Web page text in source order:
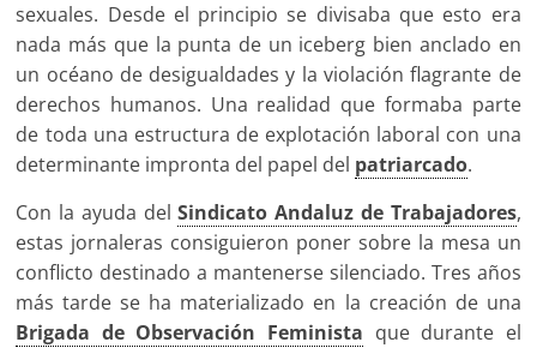
sexuales. Desde el principio se divisaba que esto era
nada más que la punta de un iceberg bien anclado en
un océano de desigualdades y la violación flagrante de
derechos humanos. Una realidad que formaba parte
de toda una estructura de explotación laboral con una
determinante impronta del papel del patriarcado.
Con la ayuda delSindicato Andaluz de Trabajadores,
estas jornaleras consiguieron poner sobre la mesa un
conflicto destinado a mantenerse silenciado. Tres años
más tarde se ha materializado en la creación de una
Brigada de Observación Feminista que durante el